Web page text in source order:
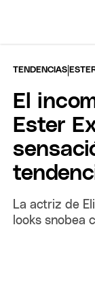
TENDENCIAS |
El
Ester
La actriz de
looks snobea